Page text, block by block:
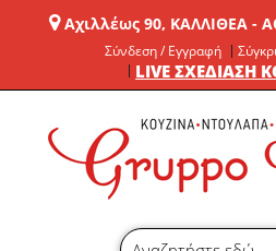
Αχιλλέως 90, ΚΑΛΛΙΘΕΑ -
Σύνδεση / Εγγραφή
LIVE ΣΧΕΔΙΑΣΗ